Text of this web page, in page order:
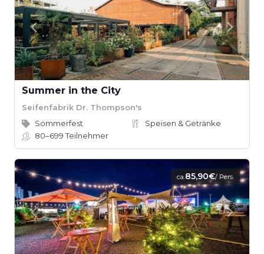
Summer in the City
Seifenfabrik Dr. Thompson's
Sommerfest
Speisen & Getränke
80–699Teilnehmer
ca.85,90€/ Pers.